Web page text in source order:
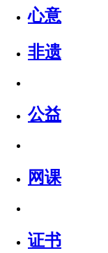
心意
非遗
公益
网课
证书